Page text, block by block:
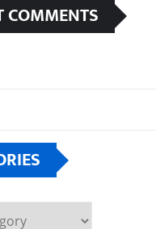
COMMENTS